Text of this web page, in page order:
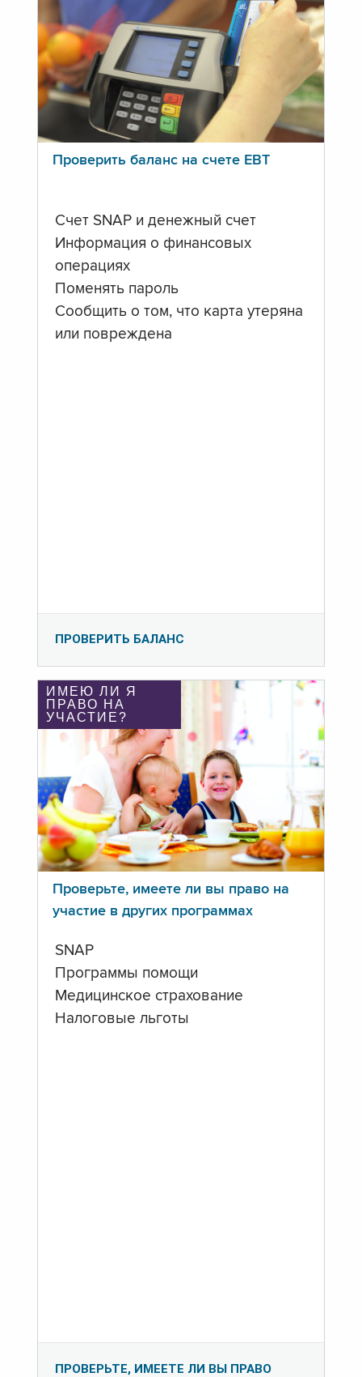
Проверить баланс на счете ЕВТ
Счет SNAP и денежный счет
Информация о финансовых
операциях
Поменять пароль
Сообщить о том, что карта утеряна
или повреждена
ПРОВЕРИТЬ БАЛАНС
ИМЕЮ ЛИ Я
ПРАВО НА
УЧАСТИЕ?
Проверьте, имеете ли вы право на
участие в других программах
SNAP
Программы помощи
Медицинское страхование
Налоговые льготы
ПРОВЕРЬТЕ, ИМЕЕТЕ ЛИ ВЫ ПРАВО